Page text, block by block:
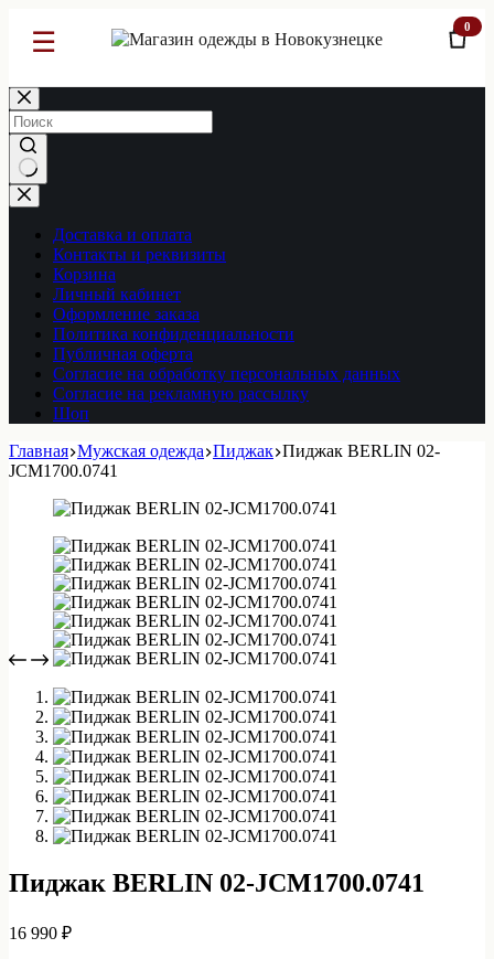
☰ 0
Перейти
к
сути
Ничего
не
найденоДоставка и оплата
Контакты и реквизиты
Корзина
Личный кабинет
Оформление заказа
Политика конфиденциальности
Публичная оферта
Согласие на обработку персональных данных
Согласие на рекламную рассылку
Шоп
Главная Мужская одежда Пиджак Пиджак BERLIN 02-
JCM1700.0741
Пиджак BERLIN 02-JCM1700.0741
16 990 ₽